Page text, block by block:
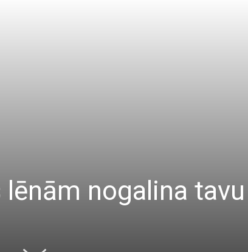
nogalina